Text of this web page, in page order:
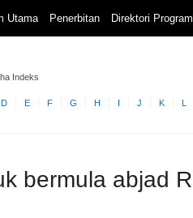
Utama Penerbitan Direktori Program
Indeks
D E F G H I J K L
bermula abjad R